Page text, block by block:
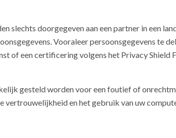
slechts doorgegeven aan een partner in een
Vooraleer persoonsgegevens te
of een certificering volgens het Privacy Shield
gesteld worden voor een foutief of
vertrouwelijkheid en het gebruik van uw